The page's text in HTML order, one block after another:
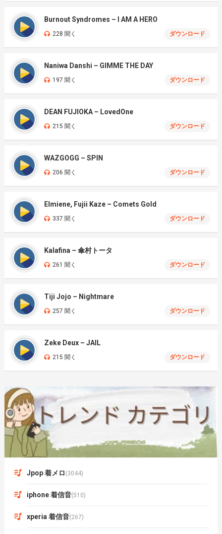
Burnout Syndromes – I AM A HERO
228 聞く ダウンロード
Naniwa Danshi – GIMME THE DAY
197 聞く ダウンロード
DEAN FUJIOKA – LovedOne
215 聞く ダウンロード
WAZGOGG – SPIN
206 聞く ダウンロード
Elmiene, Fujii Kaze – Comets Gold
337 聞く ダウンロード
Kalafina – 傘村トータ
261 聞く ダウンロード
Tiji Jojo – Nightmare
257 聞く ダウンロード
Zeke Deux – JAIL
215 聞く ダウンロード
Jpop 着メロ (3044)
iphone 着信音(510)
xperia 着信音(267)